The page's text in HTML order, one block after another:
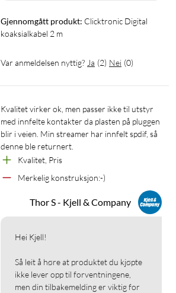
Gjennomgått produkt: Clicktronic Digital
koaksialkabel 2 m
Var anmeldelsen nyttig? Ja (2) Nei (0)
Kvalitet virker ok, men passer ikke til utstyr
med innfelte kontakter da plasten på pluggen
blir i veien. Min streamer har innfelt spdif, så
denne ble returnert.
Kvalitet, Pris
Merkelig konstruksjon:-)
Thor S - Kjell & Company
Hei Kjell!
Så leit å høre at produktet du kjøpte
ikke lever opp til forventningene,
men din tilbakemelding er viktig for